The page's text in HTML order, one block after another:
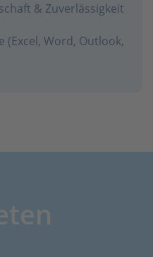
& Zuverlässigkeit
(Excel, Word, Outlook,